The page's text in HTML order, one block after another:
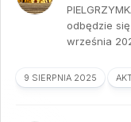
odbędzie
września
9 SIERPNIA 2025